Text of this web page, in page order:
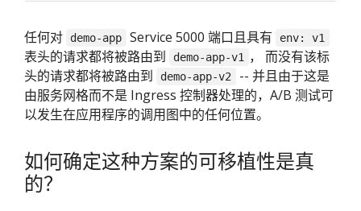
任何对 demo-app Service 5000 端口且具有 env: v1
表头的请求都将被路由到 demo-app-v1
， 而没有该标
头的请求都将被路由到
demo-app-v2
-- 并且由于这是
由服务网格而不是 Ingress 控制器处理的，A/B 测试可
以发生在应用程序的调用图中的任何位置。
如何确定这种方案的可移植性是真
的？